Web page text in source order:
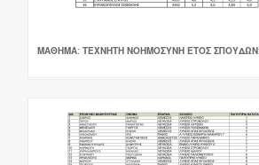
ΜΑΘΗΜΑ: ΤΕΧΝΗΤΗ ΝΟΗΜΟΣΥΝΗ ΕΤΟΣ